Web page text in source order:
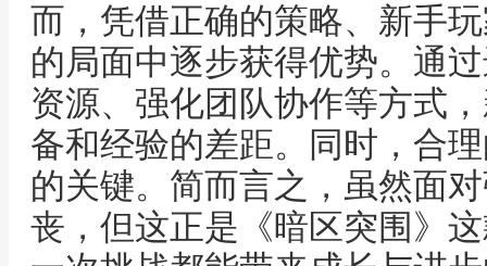
而，凭借正确的策略、新手
的局面中逐步获得优势。通
资源、强化团队协作等方式
备和经验的差距。同时，合
的关键。简而言之，虽然面
丧，但这正是《暗区突围》